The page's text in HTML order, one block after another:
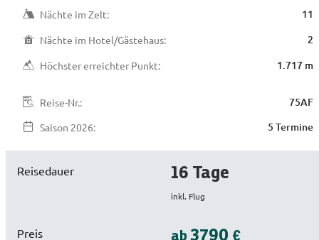
Nächte im Zelt: 11
Nächte im Hotel/Gästehaus: 2
Höchster erreichter Punkt: 1.717 m
Reise-Nr.: 75AF
Saison 2026: 5 Termine
Reisedauer 16 Tage
inkl. Flug
Preis ab 3790 €